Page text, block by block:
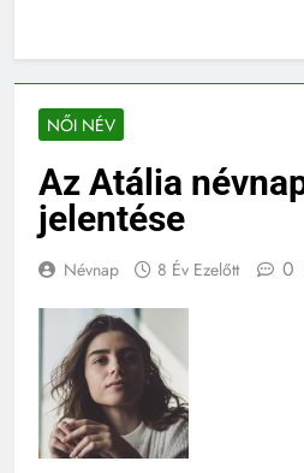
NŐI NÉV
Az Atália
jelentése
Névnap 8 Év Ezelőtt 0